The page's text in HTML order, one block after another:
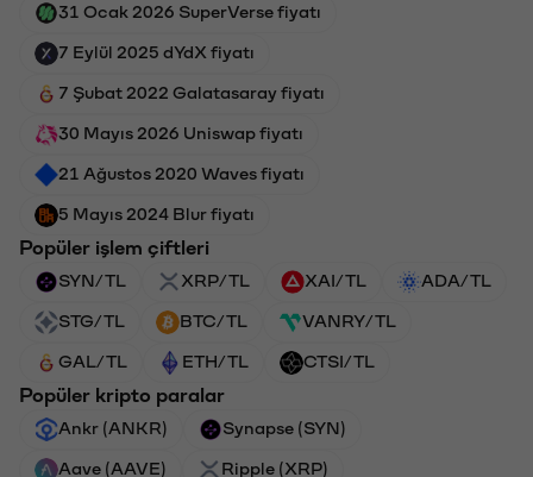
31 Ocak 2026 SuperVerse fiyatı
7 Eylül 2025 dYdX fiyatı
7 Şubat 2022 Galatasaray fiyatı
30 Mayıs 2026 Uniswap fiyatı
21 Ağustos 2020 Waves fiyatı
5 Mayıs 2024 Blur fiyatı
Popüler işlem çiftleri
SYN/TL XRP/TL XAI/TL ADA/TL
STG/TL BTC/TL VANRY/TL
GAL/TL ETH/TL CTSI/TL
Popüler kripto paralar
Ankr (ANKR) Synapse (SYN)
Aave (AAVE) Ripple (XRP)